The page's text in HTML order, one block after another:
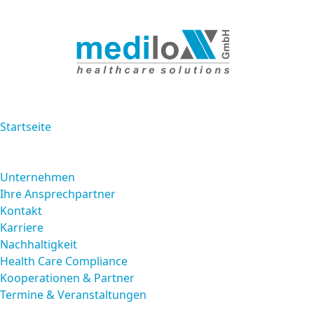
Startseite
Unternehmen
Ihre Ansprechpartner
Kontakt
Karriere
Nachhaltigkeit
Health Care Compliance
Kooperationen & Partner
Termine & Veranstaltungen